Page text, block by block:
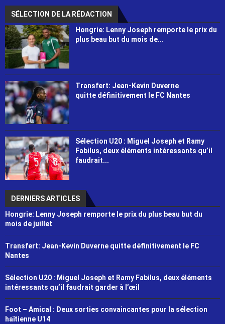
SÉLECTION DE LA RÉDACTION
Hongrie: Lenny Joseph remporte le prix du
plus beau but du mois de...
Transfert: Jean-Kevin Duverne
quitte définitivement le FC Nantes
Sélection U20 : Miguel Joseph et Ramy
Fabilus, deux éléments intéressants qu’il
faudrait...
DERNIERS ARTICLES
Hongrie: Lenny Joseph remporte le prix du plus beau but du
mois de juillet
Transfert: Jean-Kevin Duverne quitte définitivement le FC
Nantes
Sélection U20 : Miguel Joseph et Ramy Fabilus, deux éléments
intéressants qu’il faudrait garder à l’œil
Foot – Amical : Deux sorties convaincantes pour la sélection
haïtienne U14